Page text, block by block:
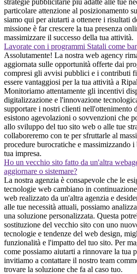
strategie pubblicitarie più adatte alle tue
particolare attenzione al posizionamento
siamo qui per aiutarti a ottenere i risultati
missione è far crescere la tua presenza
massimizzare il successo della tua attività.
Lavorate con i programmi Statali come
Assolutamente! La nostra web agency
aggiornata sulle opportunità offerte dai
compresi gli avvisi pubblici e i contributi
essere vantaggiosi per la tua attività a
Monitoriamo attentamente gli incentivi
digitalizzazione e l'innovazione
supportare i nostri clienti nell'ottenimento
esistono agevolazioni o sovvenzioni che
allo sviluppo del tuo sito web o alle tue
collaboreremo con te per sfruttarle al
procedure burocratiche e massimizzando
tua impresa.
Ho un vecchio sito fatto da un'altra
aggiornare o sistemare?
La nostra agenzia è consapevole che le
tecnologie web cambiano in
web realizzato da un'altra agenzia e
alle tue necessità attuali, possiamo
una soluzione personalizzata. Questa
sostituzione del vecchio sito con uno
tecnologie e tendenze del web design,
funzionalità e l'impatto del tuo sito. Per
come possiamo aiutarti a rinnovare la tua
invitiamo a contattare il nostro team
trovare la soluzione che fa al caso tuo.